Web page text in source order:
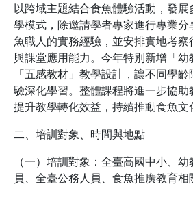
以跨域主題結合食魚體驗活動，發
學模式，除邀請學者專家進行專業
魚職人的實務經驗，並安排實地考
與課堂應用能力。今年特別新增「幼
「五感教材」教學設計，讓不同學
驗深化學習。整體課程將進一步協助
提升教學轉化效益，持續推動食魚文
二、培訓對象、時間與地點
（一）培訓對象：全臺高國中小、
員、全臺公務人員、食魚推廣教育相